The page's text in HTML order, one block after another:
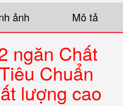
ảnh Mô tả
ngăn Chất
Chuẩn
lượng cao